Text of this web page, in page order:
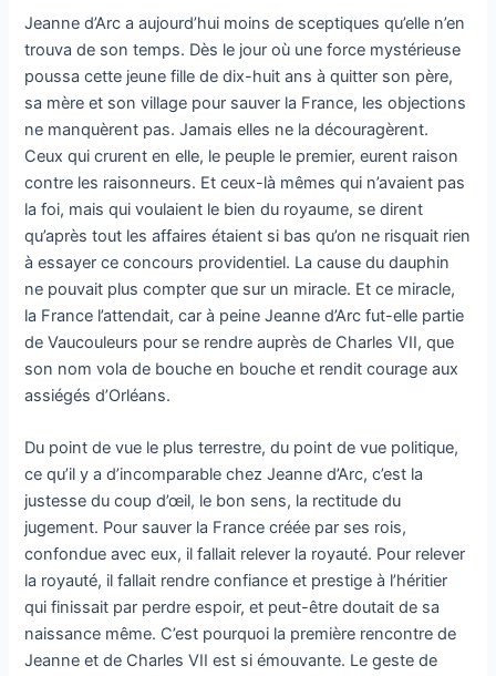
Jeanne d’Arc a aujourd’hui moins de sceptiques qu’elle n’en
trouva de son temps. Dès le jour où une force mystérieuse
poussa cette jeune fille de dix-huit ans à quitter son père,
sa mère et son village pour sauver la France, les objections
ne manquèrent pas. Jamais elles ne la découragèrent.
Ceux qui crurent en elle, le peuple le premier, eurent raison
contre les raisonneurs. Et ceux-là mêmes qui n’avaient pas
la foi, mais qui voulaient le bien du royaume, se dirent
qu’après tout les affaires étaient si bas qu’on ne risquait rien
à essayer ce concours providentiel. La cause du dauphin
ne pouvait plus compter que sur un miracle. Et ce miracle,
la France l’attendait, car à peine Jeanne d’Arc fut-elle partie
de Vaucouleurs pour se rendre auprès de Charles VII, que
son nom vola de bouche en bouche et rendit courage aux
assiégés d’Orléans.
Du point de vue le plus terrestre, du point de vue politique,
ce qu’il y a d’incomparable chez Jeanne d’Arc, c’est la
justesse du coup d’œil, le bon sens, la rectitude du
jugement. Pour sauver la France créée par ses rois,
confondue avec eux, il fallait relever la royauté. Pour relever
la royauté, il fallait rendre confiance et prestige à l’héritier
qui finissait par perdre espoir, et peut-être doutait de sa
naissance même. C’est pourquoi la première rencontre de
Jeanne et de Charles VII est si émouvante. Le geste de